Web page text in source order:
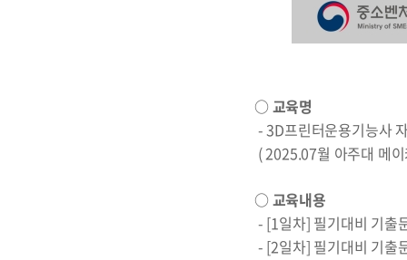
○ 교육명
- 3D프린터운용기능사
( 2025.07월 아주대 메
○ 교육내용
- [1일차] 필기대비 기출
- [2일차] 필기대비 기출